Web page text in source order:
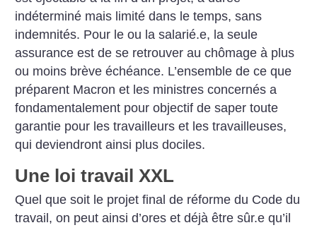
indéterminé mais limité dans le temps, sans
indemnités. Pour le ou la salarié.e, la seule
assurance est de se retrouver au chômage à plus
ou moins brève échéance. L’ensemble de ce que
préparent Macron et les ministres concernés a
fondamentalement pour objectif de saper toute
garantie pour les travailleurs et les travailleuses,
qui deviendront ainsi plus dociles.
Une loi travail XXL
Quel que soit le projet final de réforme du Code du
travail, on peut ainsi d’ores et déjà être sûr.e qu’il